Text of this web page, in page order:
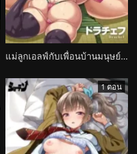
แม่ลูกเอลฟ์กับเพื่อนบ้านมนุษย์ อาหารสมุนไพรที่เปลี่ยนความสัมพันธ์ Nuki Nuki Zupposism
1 ตอน